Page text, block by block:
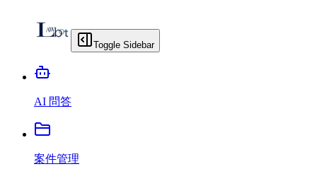
Toggle Sidebar
AI 問答
案件管理